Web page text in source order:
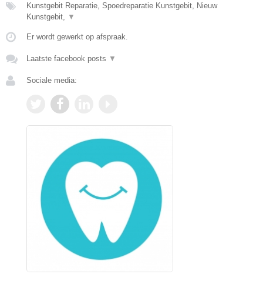
Kunstgebit Reparatie, Spoedreparatie Kunstgebit, Nieuw
Kunstgebit, ▼
Er wordt gewerkt op afspraak.
Laatste facebook posts ▼
Sociale media: